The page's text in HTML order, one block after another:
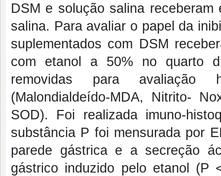
DSM e solução salina
salina. Para avaliar o papel da
suplementados com DSM
com etanol a 50% no quarto
removidas para avaliação
(Malondialdeído-MDA, Nitrito-
SOD). Foi realizada imuno-
substância P foi mensurada por
parede gástrica e a secreção
gástrico induzido pelo etanol (P